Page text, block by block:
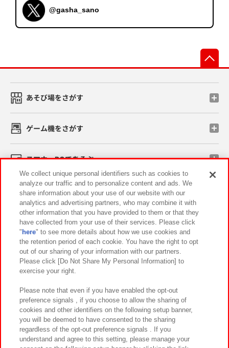
@gasha_sano
あそび場をさがす
ゲーム機をさがす
スマホ・PCであそぶ
イベント・キャンペーン
関連会社 サステナビリティ サイトポリシー
プライバシーポリシー ウェブアクセシビリティ方針と検証結果
お取引先さまとともに
カスタマーハラスメント対応方針 よくあるご質問・お問い合わせ
We collect unique personal identifiers such as cookies to
analyze our traffic and to personalize content and ads. We
share information about your use of our website with our
analytics and advertising partners, who may combine it with
other information that you have provided to them or that they
have collected from your use of their services. Please click
" here" to see more details about how we use cookies and
the retention period of each cookie. You have the right to opt
out of our sharing of your information with our partners.
Please click [Do Not Share My Personal Information] to
exercise your right.
Please note that even if you have enabled the opt-out
preference signals , if you choose to allow the sharing of
cookies and other identifiers on the following setup banner,
you will be deemed to have consented to the sharing
regardless of the opt-out preference signals . If you
understand and agree to this setting, please manage your